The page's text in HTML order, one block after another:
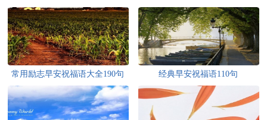
常用励志早安祝福语大全190句
精选
经典早安祝福语110句